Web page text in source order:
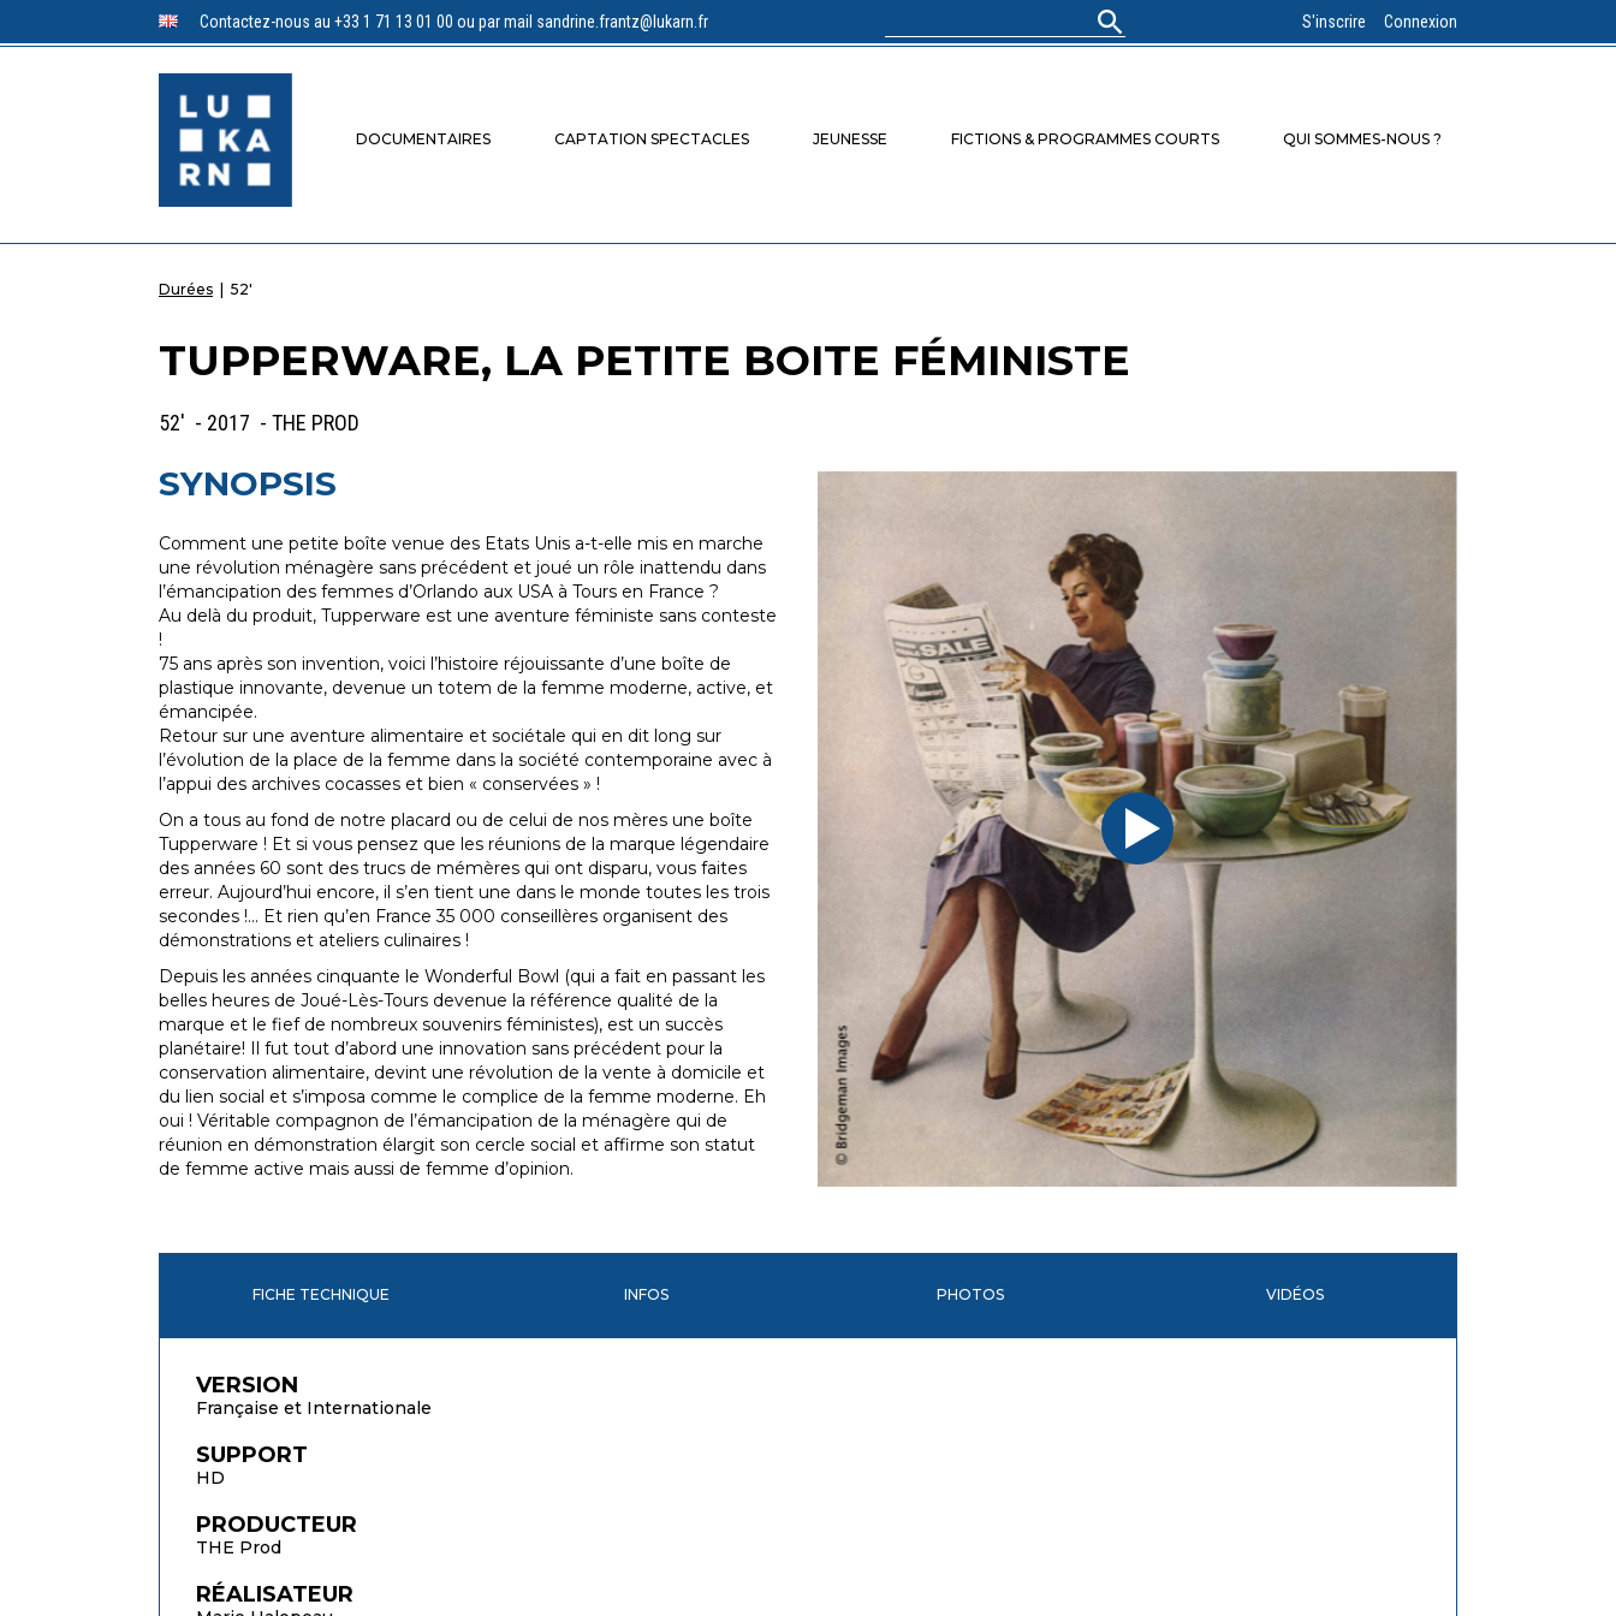
Contactez-nous au +33 1 71 13 01 00 ou par mail sandrine.frantz@lukarn.fr S'inscrire Connexion
DOCUMENTAIRES CAPTATION SPECTACLES JEUNESSE FICTIONS & PROGRAMMES COURTS QUI SOMMES-NOUS ?
Durées | 52'
TUPPERWARE, LA PETITE BOITE FÉMINISTE
52' - 2017 - THE PROD
SYNOPSIS
Comment une petite boîte venue des Etats Unis a-t-elle mis en marche
une révolution ménagère sans précédent et joué un rôle inattendu dans
l’émancipation des femmes d’Orlando aux USA à Tours en France ?
Au delà du produit, Tupperware est une aventure féministe sans conteste
!
75 ans après son invention, voici l’histoire réjouissante d’une boîte de
plastique innovante, devenue un totem de la femme moderne, active, et
émancipée.
Retour sur une aventure alimentaire et sociétale qui en dit long sur
l’évolution de la place de la femme dans la société contemporaine avec à
l’appui des archives cocasses et bien « conservées » !
On a tous au fond de notre placard ou de celui de nos mères une boîte
Tupperware ! Et si vous pensez que les réunions de la marque légendaire
des années 60 sont des trucs de mémères qui ont disparu, vous faites
erreur. Aujourd’hui encore, il s’en tient une dans le monde toutes les trois
secondes !... Et rien qu’en France 35 000 conseillères organisent des
démonstrations et ateliers culinaires !
Depuis les années cinquante le Wonderful Bowl (qui a fait en passant les
belles heures de Joué-Lès-Tours devenue la référence qualité de la
marque et le fief de nombreux souvenirs féministes), est un succès
planétaire! Il fut tout d’abord une innovation sans précédent pour la
conservation alimentaire, devint une révolution de la vente à domicile et
du lien social et s’imposa comme le complice de la femme moderne. Eh
oui ! Véritable compagnon de l’émancipation de la ménagère qui de
réunion en démonstration élargit son cercle social et affirme son statut
de femme active mais aussi de femme d’opinion.
FICHE TECHNIQUE INFOS PHOTOS VIDÉOS
VERSION
Française et Internationale
SUPPORT
HD
PRODUCTEUR
THE Prod
RÉALISATEUR